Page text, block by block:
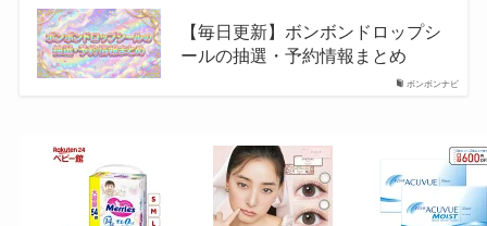
ボンボンナビ
【毎日更新】ボンボンドロップシ
ールの抽選・予約情報まとめ